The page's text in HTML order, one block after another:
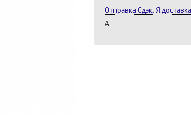
Отправка Сдэк,
д